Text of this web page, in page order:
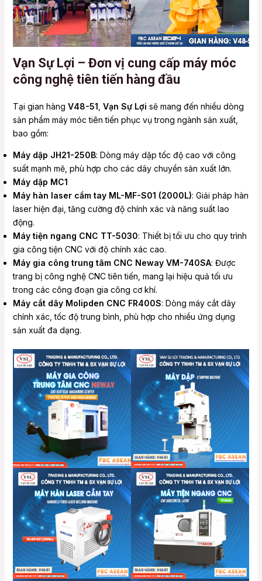
Vạn Sự Lợi – Đơn vị cung cấp máy móc
công nghệ tiên tiến hàng đầu
Tại gian hàng V48-51 Vạn Sự Lợi sẽ mang đến nhiều dòng
sản phẩm máy móc tiên tiến phục vụ trong ngành sản xuất,
bao gồm:
Máy dập JH21-250B: Dòng máy dập tốc độ cao với công
suất mạnh mẽ, phù hợp cho các dây chuyền sản xuất lớn.
Máy dập MC1
Máy hàn laser cầm tay ML-MF-S01 (2000L): Giải pháp hàn
laser hiện đại, tăng cường độ chính xác và năng suất lao
động.
Máy tiện ngang CNC TT-5030: Thiết bị tối ưu cho quy trình
gia công tiện CNC với độ chính xác cao.
Máy gia công trung tâm CNC Neway VM-740SA: Được
trang bị công nghệ CNC tiên tiến, mang lại hiệu quả tối ưu
trong các công đoạn gia công cơ khí.
Máy cắt dây Molipden CNC FR400S: Dòng máy cắt dây
chính xác, tốc độ trung bình, phù hợp cho nhiều ứng dụng
sản xuất đa dạng.